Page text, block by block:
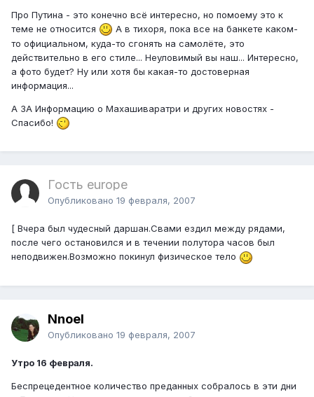
Про Путина - это конечно всё интересно, но помоему это к
теме не относится
А в тихоря, пока все на банкете каком-
то официальном, куда-то сгонять на самолёте, это
действительно в его стиле... Неуловимый вы наш... Интересно,
а фото будет? Ну или хотя бы какая-то достоверная
информация...
А ЗА Информацию о Махашиваратри и других новостях -
Спасибо!
Гость europe
Опубликовано 19 февраля, 2007
[ Вчера был чудесный даршан.Свами ездил между рядами,
после чего остановился и в течении полутора часов был
неподвижен.Возможно покинул физическое тело
Nnoel
Опубликовано 19 февраля, 2007
Утро 16 февраля.
Беспрецедентное количество преданных собралось в эти дни